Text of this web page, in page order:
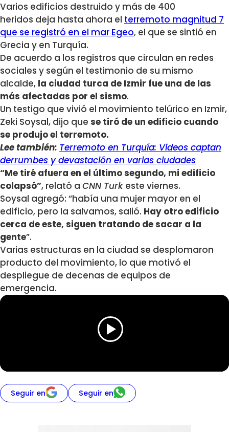
Varios edificios destruido y más de 400
heridos deja hasta ahora el terremoto magnitud 7
que se registró en el mar Egeo, el que se sintió en
Grecia y en Turquía.
De acuerdo a los registros que circulan en redes
sociales y según el testimonio de su mismo
alcalde, la ciudad turca de Izmir fue una de las
más afectadas por el sismo.
Un testigo que vivió el movimiento telúrico en Izmir,
Zeki Soysal, dijo que se tiró de un edificio cuando
se produjo el terremoto.
Lee también: Terremoto en Turquía: Videos captan
derrumbes y devastación en varias ciudades
“Me tiré afuera en el último segundo, mi edificio
colapsó”, relató a CNN Turk este viernes.
Soysal agregó: “había una mujer mayor en el
edificio, pero la salvamos, salió. Hay otro edificio
cerca de este, siguen tratando de sacar a la
gente”.
Varias estructuras en la ciudad se desplomaron
producto del movimiento, lo que motivó el
despliegue de decenas de equipos de
emergencia.
Seguir en Seguir en